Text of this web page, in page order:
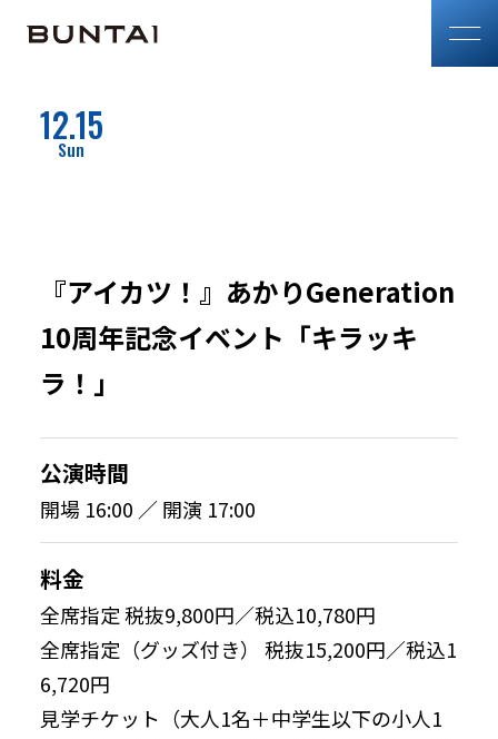
12.15
『アイカツ！』あかりGeneration
10周年記念イベント「キラッキ
ラ！」
公演時間
開場 16:00 ／ 開演 17:00
料金
全席指定 税抜9,800円／税込10,780円
全席指定（グッズ付き） 税抜15,200円／税込1
6,720円
見学チケット（大人1名＋中学生以下の小人1